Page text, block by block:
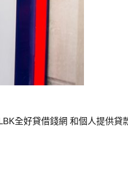
全好貸借錢網 和個人提供